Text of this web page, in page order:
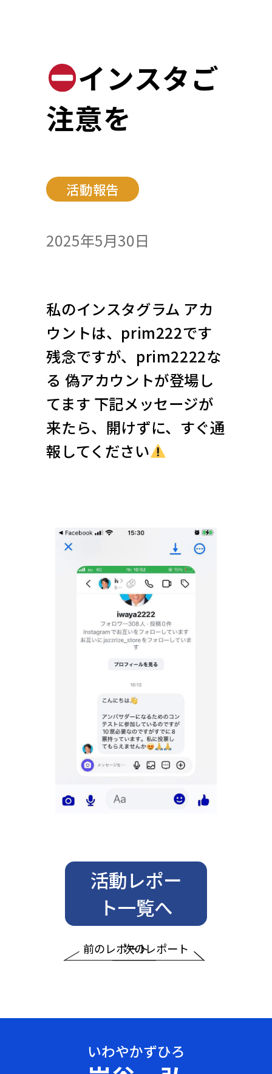
インスタご
注意を
活動報告
2025年5月30日
私のインスタグラム アカ
ウントは、prim222です
残念ですが、prim2222な
る 偽アカウントが登場し
てます 下記メッセージが
来たら、開けずに、すぐ通
報してください
前のレポート
活動レポー
ト一覧へ
次のレポート